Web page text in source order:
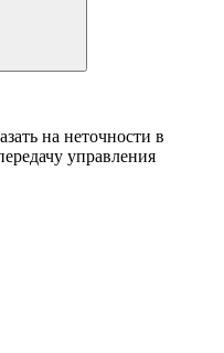
на неточности в
управления